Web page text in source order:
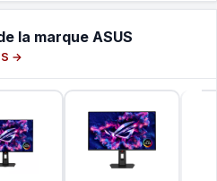
la marque ASUS
→